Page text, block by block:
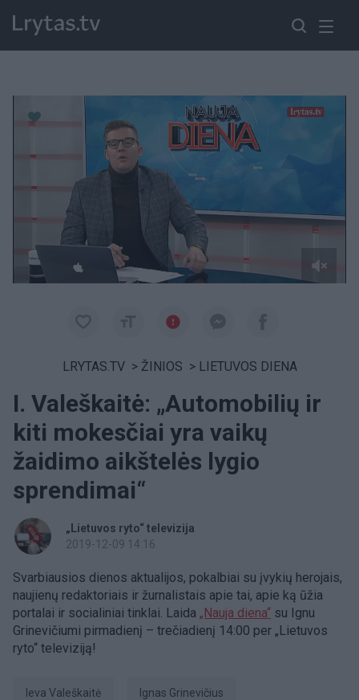
LRYTAS.TV > ŽINIOS > LIETUVOS DIENA
I. Valeškaitė: „Automobilių ir
kiti mokesčiai yra vaikų
žaidimo aikštelės lygio
sprendimai“
„Lietuvos ryto“ televizija
2019-12-09 14:16
Svarbiausios dienos aktualijos, pokalbiai su įvykių herojais,
naujienų redaktoriais ir žurnalistais apie tai, apie ką ūžia
portalai ir socialiniai tinklai. Laida „Nauja diena“ su Ignu
Grinevičiumi pirmadienį – trečiadienį 14:00 per „Lietuvos
ryto“ televiziją!​
Ieva Valeškaitė Ignas Grinevičius